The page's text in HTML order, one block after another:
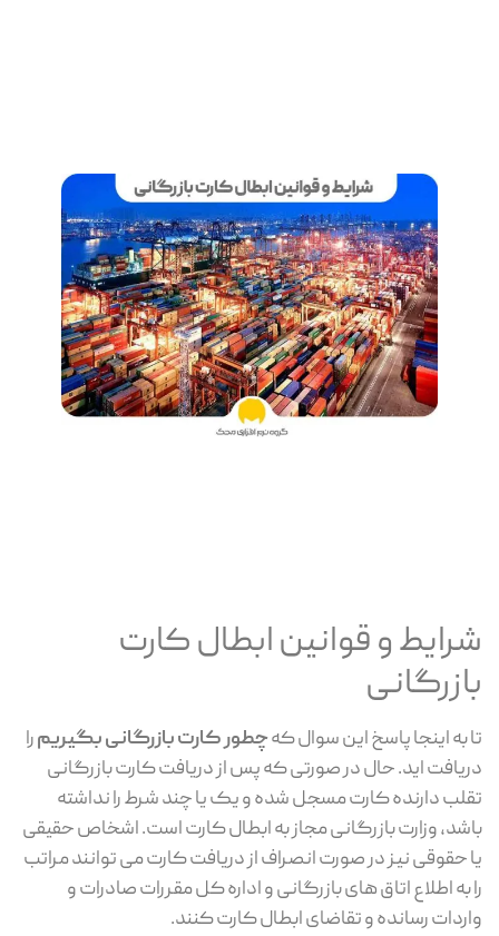
شرایط و قوانین ابطال کارت
بازرگانی
تا به اینجا پاسخ این سوال کهچطور کارت بازرگانی بگیریمرا
دریافت اید. حال در صورتی که پس از دریافت کارت بازرگانی
تقلب دارنده کارت مسجل شده و یک یا چند شرط را نداشته
باشد، وزارت بازرگانی مجاز به ابطال کارت است. اشخاص حقیقی
یا حقوقی نیز در صورت انصراف از دریافت کارت می توانند مراتب
را به اطلاع اتاق های بازرگانی و اداره کل مقررات صادرات و
واردات رسانده و تقاضای ابطال کارت کنند.